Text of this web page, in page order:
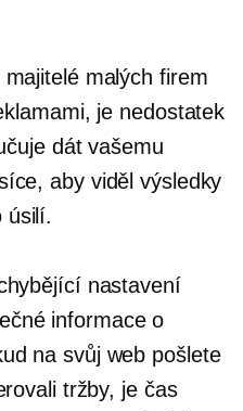
malých firem
je nedostatek
dát vašemu
aby viděl výsledky
úsilí.
nastavení
informace o
na svůj web pošlete
tržby, je čas